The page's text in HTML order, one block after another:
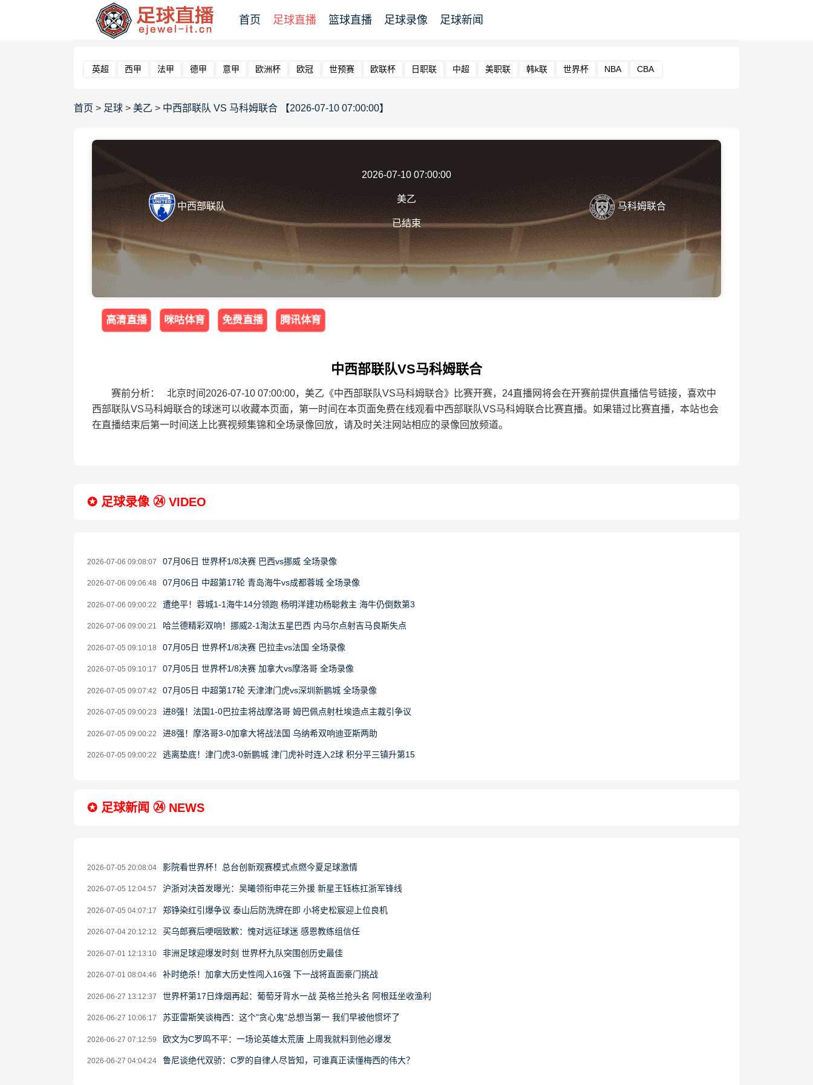
首页 足球直播 篮球直播 足球录像 足球新闻
英超 西甲 法甲 德甲 意甲 欧洲杯 欧冠 世预赛 欧联杯 日职联 中超 美职联 韩k联 世界杯 NBA CBA
首页 > 足球 > 美乙 > 中西部联队 VS 马科姆联合 【2026-07-10 07:00:00】
中西部联队
2026-07-10 07:00:00
美乙
已结束
马科姆联合
高清直播 咪咕体育 免费直播 腾讯体育
中西部联队VS马科姆联合
赛前分析： 北京时间2026-07-10 07:00:00，美乙《中西部联队VS马科姆联合》比赛开赛，24直播网将会在开赛前提供直播信号链接，喜欢中
西部联队VS马科姆联合的球迷可以收藏本页面，第一时间在本页面免费在线观看中西部联队VS马科姆联合比赛直播。如果错过比赛直播，本站也会
在直播结束后第一时间送上比赛视频集锦和全场录像回放，请及时关注网站相应的录像回放频道。
✪ 足球录像 ㉔ VIDEO
2026-07-06 09:08:07 07月06日 世界杯1/8决赛 巴西vs挪威 全场录像
2026-07-06 09:06:48 07月06日 中超第17轮 青岛海牛vs成都蓉城 全场录像
2026-07-06 09:00:22 遭绝平！蓉城1-1海牛14分领跑 杨明洋建功杨聪救主 海牛仍倒数第3
2026-07-06 09:00:21 哈兰德精彩双响！挪威2-1淘汰五星巴西 内马尔点射吉马良斯失点
2026-07-05 09:10:18 07月05日 世界杯1/8决赛 巴拉圭vs法国 全场录像
2026-07-05 09:10:17 07月05日 世界杯1/8决赛 加拿大vs摩洛哥 全场录像
2026-07-05 09:07:42 07月05日 中超第17轮 天津津门虎vs深圳新鹏城 全场录像
2026-07-05 09:00:23 进8强！法国1-0巴拉圭将战摩洛哥 姆巴佩点射杜埃造点主裁引争议
2026-07-05 09:00:22 进8强！摩洛哥3-0加拿大将战法国 乌纳希双响迪亚斯两助
2026-07-05 09:00:22 逃离垫底！津门虎3-0新鹏城 津门虎补时连入2球 积分平三镇升第15
✪ 足球新闻 ㉔ NEWS
2026-07-05 20:08:04 影院看世界杯！总台创新观赛模式点燃今夏足球激情
2026-07-05 12:04:57 沪浙对决首发曝光：吴曦领衔申花三外援 新星王钰栋扛浙军锋线
2026-07-05 04:07:17 郑铮染红引爆争议 泰山后防洗牌在即 小将史松宸迎上位良机
2026-07-04 20:12:12 买乌郎赛后哽咽致歉：愧对远征球迷 感恩教练组信任
2026-07-01 12:13:10 非洲足球迎爆发时刻 世界杯九队突围创历史最佳
2026-07-01 08:04:46 补时绝杀！加拿大历史性闯入16强 下一战将直面豪门挑战
2026-06-27 13:12:37 世界杯第17日烽烟再起：葡萄牙背水一战 英格兰抢头名 阿根廷坐收渔利
2026-06-27 10:06:17 苏亚雷斯笑谈梅西：这个"贪心鬼"总想当第一 我们早被他惯坏了
2026-06-27 07:12:59 欧文为C罗鸣不平：一场论英雄太荒唐 上周我就料到他必爆发
2026-06-27 04:04:24 鲁尼谈绝代双骄：C罗的自律人尽皆知，可谁真正读懂梅西的伟大？